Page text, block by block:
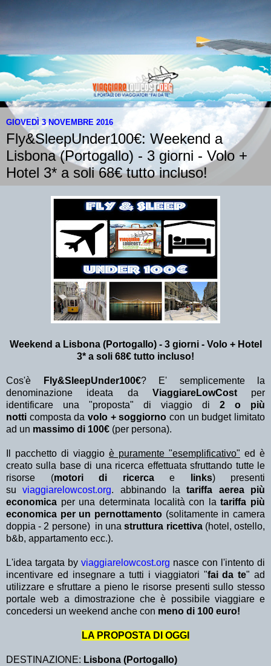
GIOVEDÌ 3 NOVEMBRE 2016
Fly&SleepUnder100€: Weekend a
Lisbona (Portogallo) - 3 giorni - Volo +
Hotel 3* a soli 68€ tutto incluso!
Weekend a Lisbona (Portogallo) - 3 giorni - Volo + Hotel
3* a soli 68€ tutto incluso!
Cos'è Fly&SleepUnder100€? E' semplicemente la
denominazione ideata da ViaggiareLowCostper
identificare una "proposta" di viaggio di 2 o più
notti composta davolo + soggiorno con un budget limitato
ad un massimo di 100€ (per persona).
Il pacchetto di viaggio è puramente "esemplificativo" ed è
creato sulla base di una ricerca effettuata sfruttando tutte le
risorse (motori di ricerca e links) presenti
suviaggiarelowcost.org. abbinando la tariffa aerea più
economica per una determinata località con latariffa più
economica per un pernottamento (solitamente in camera
doppia - 2 persone) in unastruttura ricettiva(hotel, ostello,
b&b, appartamento ecc.).
L'idea targata by viaggiarelowcost.org nasce con l'intento di
incentivare ed insegnare a tutti i viaggiatori "fai da te" ad
utilizzare e sfruttare a pieno le risorse presenti sullo stesso
portale web a dimostrazione che è possibile viaggiare e
concedersi un weekend anche con meno di 100 euro!
LA PROPOSTA DI OGGI
DESTINAZIONE: Lisbona (Portogallo)